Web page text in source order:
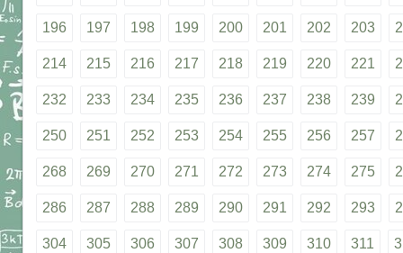
196 197 198 199 200 201 202 203
214 215 216 217 218 219 220 221
232 233 234 235 236 237 238 239
250 251 252 253 254 255 256 257
268 269 270 271 272 273 274 275
286 287 288 289 290 291 292 293
304 305 306 307 308 309 310 311